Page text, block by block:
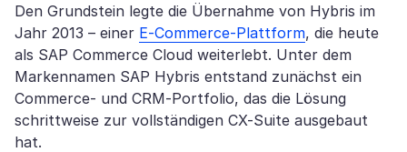
Den Grundstein legte die Übernahme von Hybris im
Jahr 2013 – einer E-Commerce-Plattform, die heute
als SAP Commerce Cloud weiterlebt. Unter dem
Markennamen SAP Hybris entstand zunächst ein
Commerce- und CRM-Portfolio, das die Lösung
schrittweise zur vollständigen CX-Suite ausgebaut
hat.